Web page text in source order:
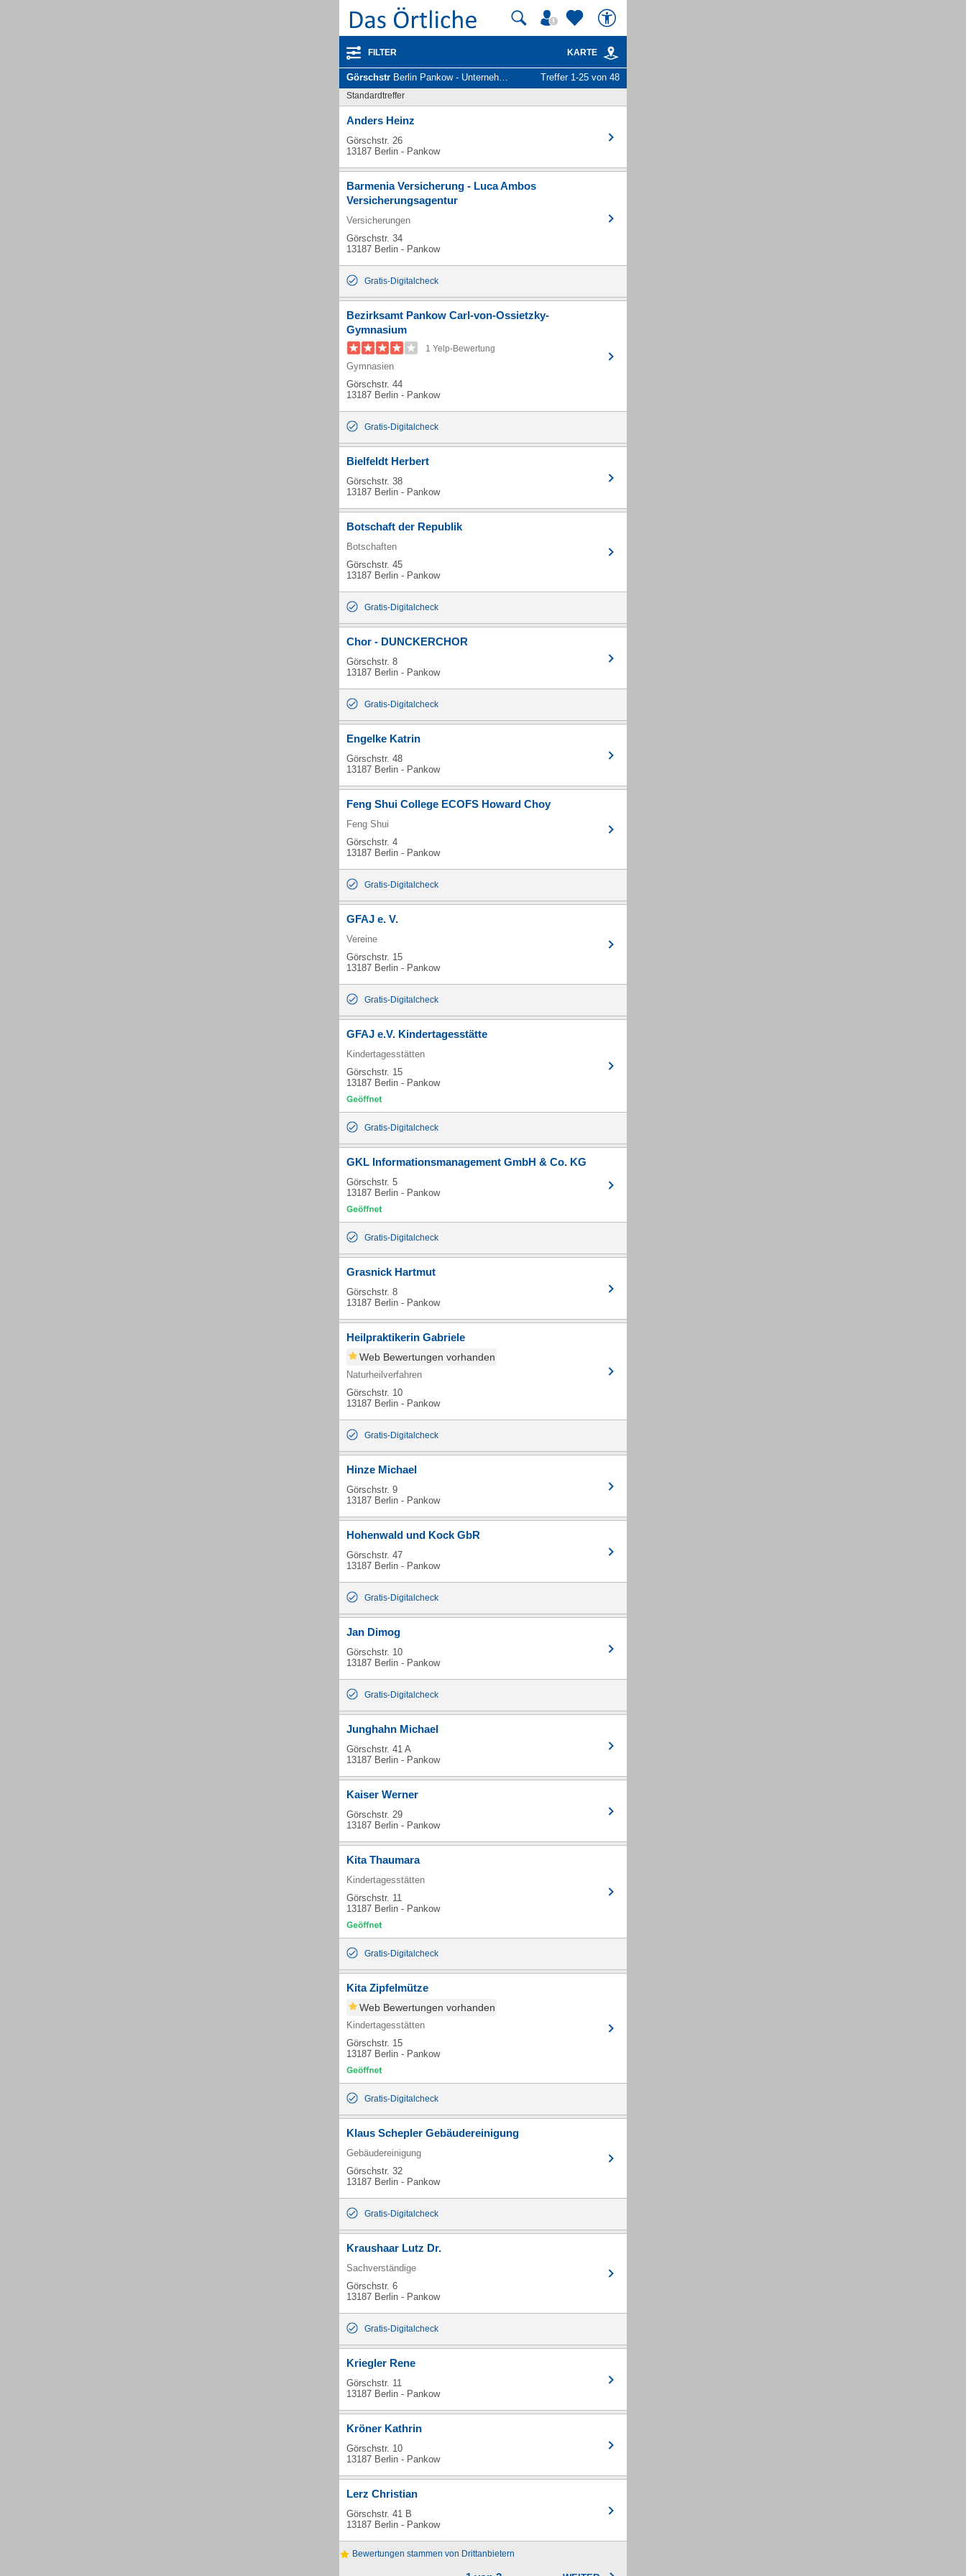
FILTER KARTE
Görschstr Berlin Pankow - Unternehmen und Personen Treffer 1-25 von 48
Standardtreffer
Anders Heinz
Görschstr. 26
13187 Berlin - Pankow
Barmenia Versicherung - Luca Ambos
Versicherungsagentur
Versicherungen
Görschstr. 34
13187 Berlin - Pankow
Gratis-Digitalcheck
Bezirksamt Pankow Carl-von-Ossietzky-
Gymnasium
1 Yelp-Bewertung
Gymnasien
Görschstr. 44
13187 Berlin - Pankow
Gratis-Digitalcheck
Bielfeldt Herbert
Görschstr. 38
13187 Berlin - Pankow
Botschaft der Republik
Botschaften
Görschstr. 45
13187 Berlin - Pankow
Gratis-Digitalcheck
Chor - DUNCKERCHOR
Görschstr. 8
13187 Berlin - Pankow
Gratis-Digitalcheck
Engelke Katrin
Görschstr. 48
13187 Berlin - Pankow
Feng Shui College ECOFS Howard Choy
Feng Shui
Görschstr. 4
13187 Berlin - Pankow
Gratis-Digitalcheck
GFAJ e. V.
Vereine
Görschstr. 15
13187 Berlin - Pankow
Gratis-Digitalcheck
GFAJ e.V. Kindertagesstätte
Kindertagesstätten
Görschstr. 15
13187 Berlin - Pankow
Gratis-Digitalcheck
GKL Informationsmanagement GmbH & Co. KG
Görschstr. 5
13187 Berlin - Pankow
Gratis-Digitalcheck
Grasnick Hartmut
Görschstr. 8
13187 Berlin - Pankow
Heilpraktikerin Gabriele
Web Bewertungen vorhanden
Naturheilverfahren
Görschstr. 10
13187 Berlin - Pankow
Gratis-Digitalcheck
Hinze Michael
Görschstr. 9
13187 Berlin - Pankow
Hohenwald und Kock GbR
Görschstr. 47
13187 Berlin - Pankow
Gratis-Digitalcheck
Jan Dimog
Görschstr. 10
13187 Berlin - Pankow
Gratis-Digitalcheck
Junghahn Michael
Görschstr. 41 A
13187 Berlin - Pankow
Kaiser Werner
Görschstr. 29
13187 Berlin - Pankow
Kita Thaumara
Kindertagesstätten
Görschstr. 11
13187 Berlin - Pankow
Gratis-Digitalcheck
Kita Zipfelmütze
Web Bewertungen vorhanden
Kindertagesstätten
Görschstr. 15
13187 Berlin - Pankow
Gratis-Digitalcheck
Klaus Schepler Gebäudereinigung
Gebäudereinigung
Görschstr. 32
13187 Berlin - Pankow
Gratis-Digitalcheck
Kraushaar Lutz Dr.
Sachverständige
Görschstr. 6
13187 Berlin - Pankow
Gratis-Digitalcheck
Kriegler Rene
Görschstr. 11
13187 Berlin - Pankow
Kröner Kathrin
Görschstr. 10
13187 Berlin - Pankow
Lerz Christian
Görschstr. 41 B
13187 Berlin - Pankow
Bewertungen stammen von Drittanbietern